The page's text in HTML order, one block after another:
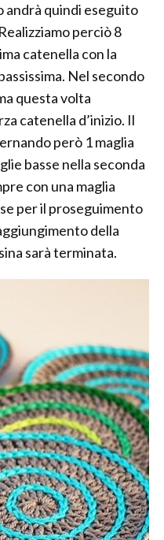
andrà quindi eseguito
perciò 8
catenella con la
Nel secondo
questa volta
catenella d’inizio. Il
però 1 maglia
basse nella seconda
con una maglia
per il proseguimento
della
sarà terminata.